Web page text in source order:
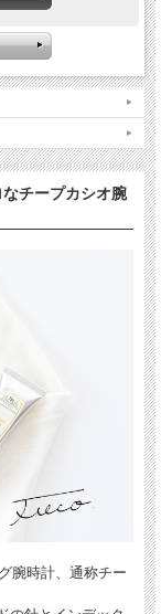
チープカシオ腕
腕時計、通称チー